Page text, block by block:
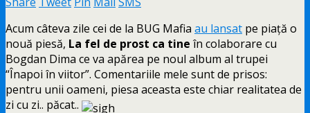
Acum câteva zile cei de la BUG Mafia au lansat pe piaţă o
nouă piesă, La fel de prost ca tine în colaborare cu
Bogdan Dima ce va apărea pe noul album al trupei
“Înapoi în viitor”. Comentariile mele sunt de prisos:
pentru unii oameni, piesa aceasta este chiar realitatea de
zi cu zi.. păcat..